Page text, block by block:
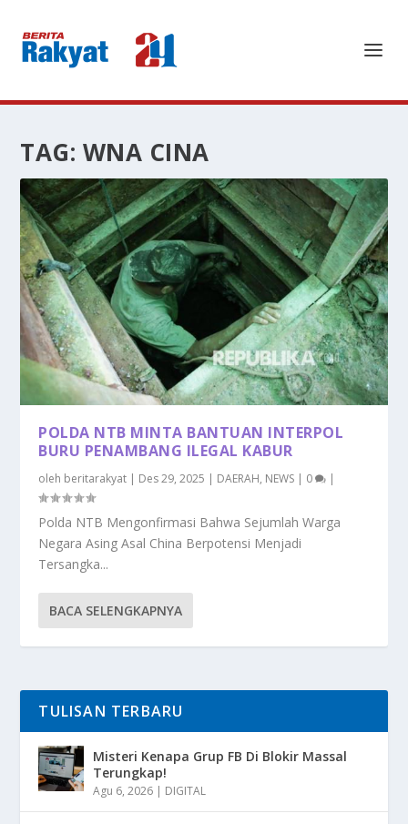
TAG: WNA CINA
POLDA NTB MINTA BANTUAN INTERPOL
BURU PENAMBANG ILEGAL KABUR
oleh beritarakyat | Des 29, 2025 | DAERAH, NEWS | 0 |
Polda NTB Mengonfirmasi Bahwa Sejumlah Warga
Negara Asing Asal China Berpotensi Menjadi
Tersangka...
BACA SELENGKAPNYA
TULISAN TERBARU
Misteri Kenapa Grup FB Di Blokir Massal
Terungkap!
Agu 6, 2026 | DIGITAL